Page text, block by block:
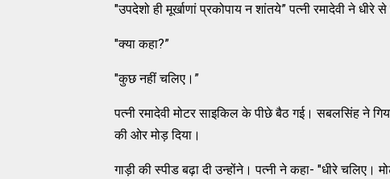
"उपदेशो ही मूर्खाणां प्रकोपाय न शांतये” पत्नी रमादेवी ने धीरे
"क्या कहा?”
"कुछ नहीं चलिए।”
पत्नी रमादेवी मोटर साइकिल के पीछे बैठ गई। सबलसिंह ने
की ओर मोड़ दिया।
गाड़ी की स्पीड बढ़ा दी उन्होंने। पत्नी ने कहा- "धीरे